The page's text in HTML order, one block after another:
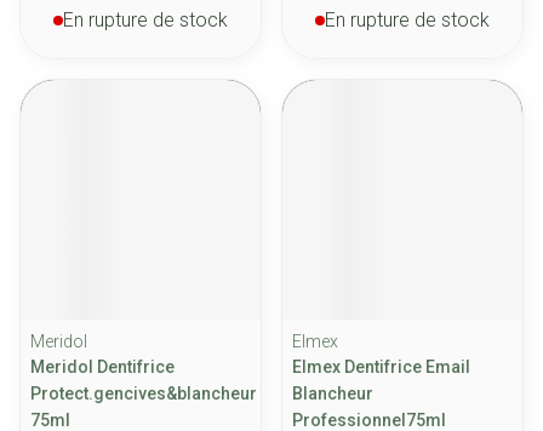
En rupture de stock En rupture de stock
Meridol
Meridol Dentifrice
Protect.gencives&blancheur
75ml
Elmex
Elmex Dentifrice Email
Blancheur
Professionnel75ml